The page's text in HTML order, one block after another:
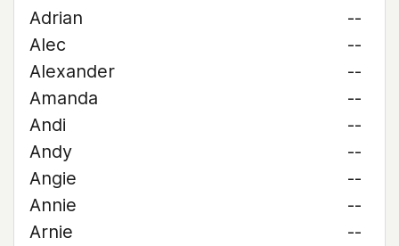
Adrian
--
Alec
--
Alexander
--
Amanda
--
Andi
--
Andy
--
Angie
--
Annie
--
Arnie
--